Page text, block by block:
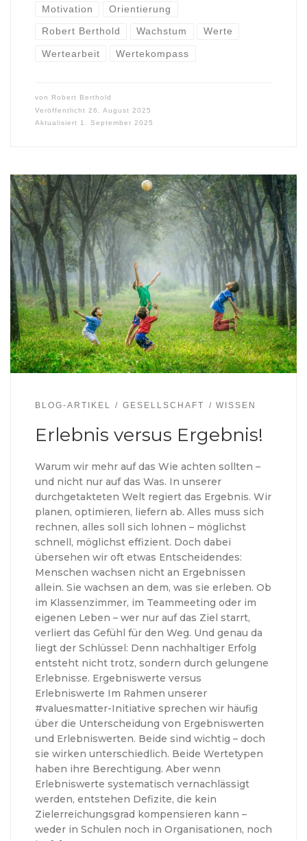
Motivation Orientierung
Robert Berthold Wachstum Werte
Wertearbeit Wertekompass
von Robert Berthold
Veröffentlicht 26. August 2025
Aktualisiert 1. September 2025
BLOG-ARTIKEL GESELLSCHAFT WISSEN
Erlebnis versus Ergebnis!
Warum wir mehr auf das Wie achten sollten –
und nicht nur auf das Was. In unserer
durchgetakteten Welt regiert das Ergebnis. Wir
planen, optimieren, liefern ab. Alles muss sich
rechnen, alles soll sich lohnen – möglichst
schnell, möglichst effizient. Doch dabei
übersehen wir oft etwas Entscheidendes:
Menschen wachsen nicht an Ergebnissen
allein. Sie wachsen an dem, was sie erleben. Ob
im Klassenzimmer, im Teammeeting oder im
eigenen Leben – wer nur auf das Ziel starrt,
verliert das Gefühl für den Weg. Und genau da
liegt der Schlüssel: Denn nachhaltiger Erfolg
entsteht nicht trotz, sondern durch gelungene
Erlebnisse. Ergebniswerte versus
Erlebniswerte Im Rahmen unserer
#valuesmatter-Initiative sprechen wir häufig
über die Unterscheidung von Ergebniswerten
und Erlebniswerten. Beide sind wichtig – doch
sie wirken unterschiedlich. Beide Wertetypen
haben ihre Berechtigung. Aber wenn
Erlebniswerte systematisch vernachlässigt
werden, entstehen Defizite, die kein
Zielerreichungsgrad kompensieren kann –
weder in Schulen noch in Organisationen, noch